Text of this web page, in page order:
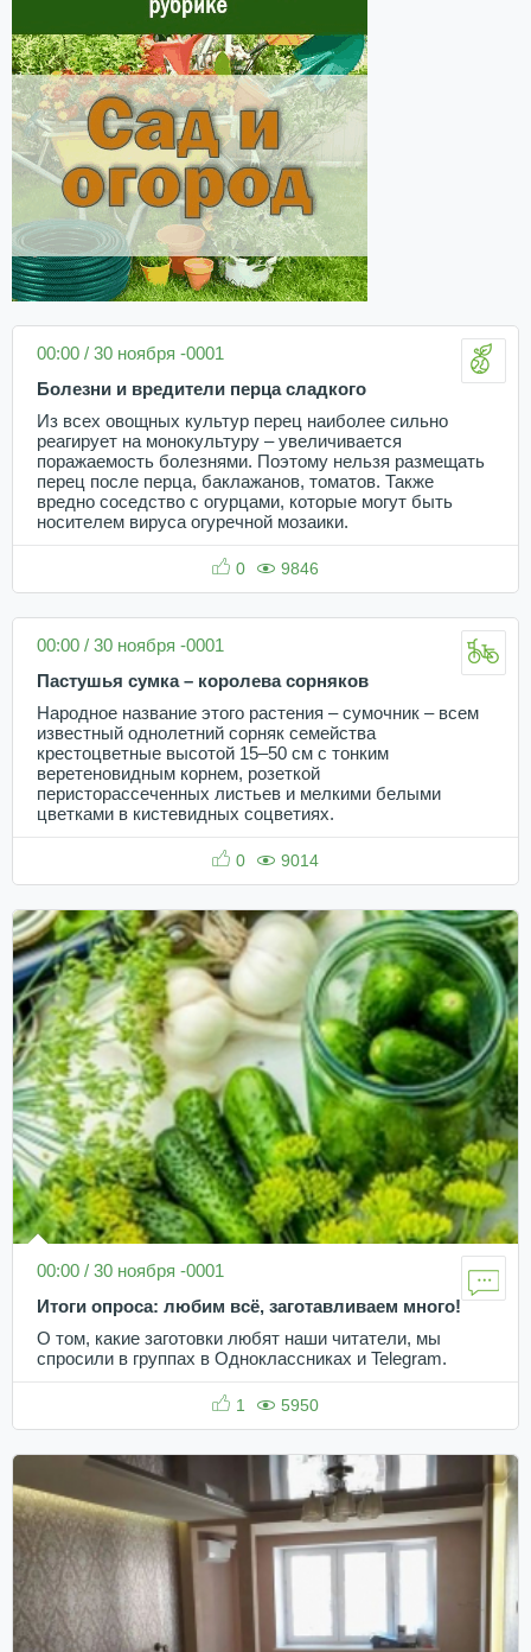
00:00 / 30 ноября -0001
Болезни и вредители перца сладкого
Из всех овощных культур перец наиболее сильно
реагирует на монокультуру – увеличивается
поражаемость болезнями. Поэтому нельзя размещать
перец после перца, баклажанов, томатов. Также
вредно соседство с огурцами, которые могут быть
носителем вируса огуречной мозаики.
0 9846
00:00 / 30 ноября -0001
Пастушья сумка – королева сорняков
Народное название этого растения – сумочник – всем
известный однолетний сорняк семейства
крестоцветные высотой 15–50 см с тонким
веретеновидным корнем, розеткой
перисторассеченных листьев и мелкими белыми
цветками в кистевидных соцветиях.
0 9014
00:00 / 30 ноября -0001
Итоги опроса: любим всё, заготавливаем много!
О том, какие заготовки любят наши читатели, мы
спросили в группах в Одноклассниках и Telegram.
1 5950